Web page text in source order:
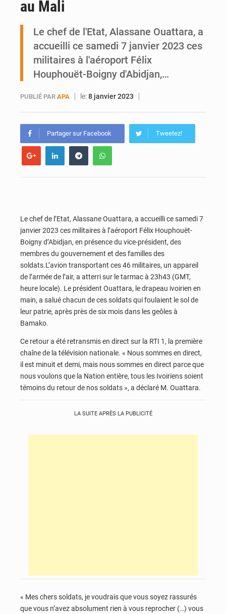
Emploi des jeunes au Mali : des compétences encore difficiles à valoriser
au Mali
Le chef de l'Etat, Alassane Ouattara, a
accueilli ce samedi 7 janvier 2023 ces
militaires à l'aéroport Félix
Houphouët-Boigny d'Abidjan,…
PUBLIÉ PAR APA le:8 janvier 2023
Partager sur Facebook Tweetez!
Le chef de l’Etat, Alassane Ouattara, a accueilli ce samedi 7
janvier 2023 ces militaires à l’aéroport Félix Houphouët-
Boigny d’Abidjan, en présence du vice-président, des
membres du gouvernement et des familles des
soldats.L’avion transportant ces 46 militaires, un appareil
de l’armée de l’air, a atterri sur le tarmac à 23h43 (GMT,
heure locale). Le président Ouattara, le drapeau ivoirien en
main, a salué chacun de ces soldats qui foulaient le sol de
leur patrie, après près de six mois dans les geôles à
Bamako.
Ce retour a été retransmis en direct sur la RTI 1, la première
chaîne de la télévision nationale. « Nous sommes en direct,
il est minuit et demi, mais nous sommes en direct parce que
nous voulons que la Nation entière, tous les Ivoiriens soient
témoins du retour de nos soldats », a déclaré M. Ouattara.
LA SUITE APRÈS LA PUBLICITÉ
« Mes chers soldats, je voudrais que vous soyez rassurés
que vous n’avez absolument rien à vous reprocher (…) vous